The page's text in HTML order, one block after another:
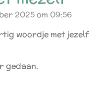
2025 om 09:56
woordje met jezelf
gedaan.